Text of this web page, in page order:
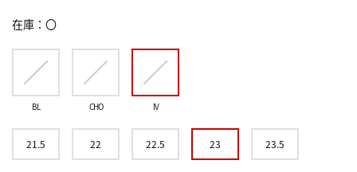
在庫 〇
BL CHO IV
21.5 22 22.5 23 23.5